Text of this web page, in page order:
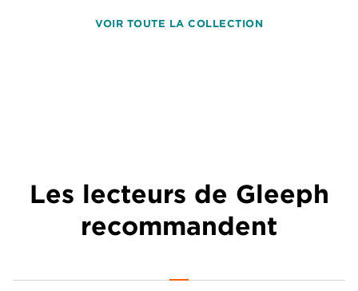
VOIR TOUTE LA COLLECTION
Les lecteurs de Gleeph
recommandent